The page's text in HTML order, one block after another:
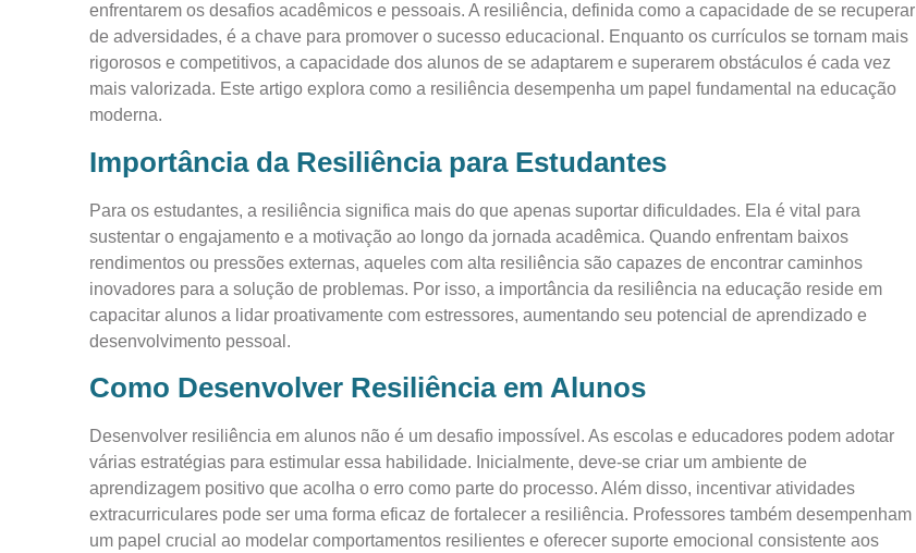
enfrentarem os desafios acadêmicos e pessoais. A resiliência, definida como a capacidade de se recuperar
de adversidades, é a chave para promover o sucesso educacional. Enquanto os currículos se tornam mais
rigorosos e competitivos, a capacidade dos alunos de se adaptarem e superarem obstáculos é cada vez
mais valorizada. Este artigo explora como a resiliência desempenha um papel fundamental na educação
moderna.
Importância da Resiliência para Estudantes
Para os estudantes, a resiliência significa mais do que apenas suportar dificuldades. Ela é vital para
sustentar o engajamento e a motivação ao longo da jornada acadêmica. Quando enfrentam baixos
rendimentos ou pressões externas, aqueles com alta resiliência são capazes de encontrar caminhos
inovadores para a solução de problemas. Por isso, a importância da resiliência na educação reside em
capacitar alunos a lidar proativamente com estressores, aumentando seu potencial de aprendizado e
desenvolvimento pessoal.
Como Desenvolver Resiliência em Alunos
Desenvolver resiliência em alunos não é um desafio impossível. As escolas e educadores podem adotar
várias estratégias para estimular essa habilidade. Inicialmente, deve-se criar um ambiente de
aprendizagem positivo que acolha o erro como parte do processo. Além disso, incentivar atividades
extracurriculares pode ser uma forma eficaz de fortalecer a resiliência. Professores também desempenham
um papel crucial ao modelar comportamentos resilientes e oferecer suporte emocional consistente aos